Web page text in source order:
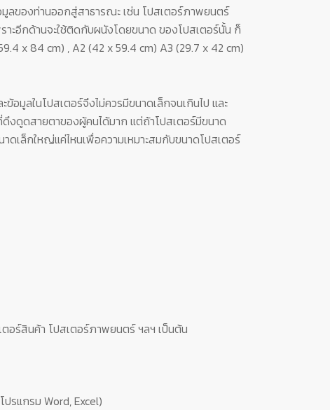
ลของท่านออกสู่สาธารณะ เช่น โปสเตอร์ภาพยนตร์
าะอีกด้านจะใช้ติดกับผนังโดยขนาด ของโปสเตอร์นั้น ก็
x 84 cm) , A2 (42 x 59.4 cm) A3 (29.7 x 42 cm)
อมูลในโปสเตอร์จึงไม่ควรมีขนาดเล็กจนเกินไป และ
งดูดสายตาของผู้คนได้มาก แต่ถ้าโปสเตอร์มีขนาด
เล็กใหญ่แค่ไหนเพื่อความเหมาะสมกับขนาดโปสเตอร์
อร์สินค้า โปสเตอร์ภาพยนตร์ ฯลฯ เป็นต้น
รแกรม Word, Excel)